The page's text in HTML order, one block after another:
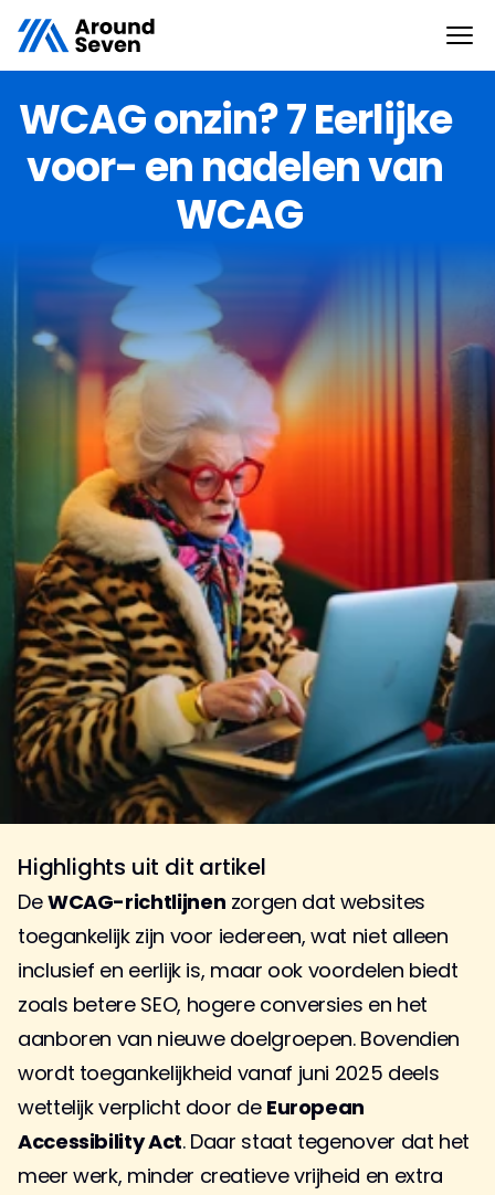
WCAG onzin? 7 Eerlijke
voor- en nadelen van
WCAG
Highlights uit dit artikel
De WCAG-richtlijnen zorgen dat websites
toegankelijk zijn voor iedereen, wat niet alleen
inclusief en eerlijk is, maar ook voordelen biedt
zoals betere SEO, hogere conversies en het
aanboren van nieuwe doelgroepen. Bovendien
wordt toegankelijkheid vanaf juni 2025 deels
wettelijk verplicht door de European
Accessibility Act. Daar staat tegenover dat het
meer werk, minder creatieve vrijheid en extra